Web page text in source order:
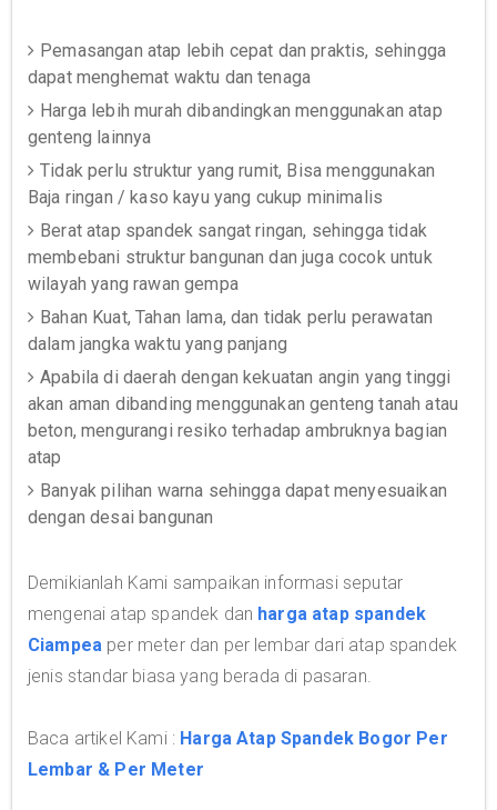
Pemasangan atap lebih cepat dan praktis, sehingga
dapat menghemat waktu dan tenaga
Harga lebih murah dibandingkan menggunakan atap
genteng lainnya
Tidak perlu struktur yang rumit, Bisa menggunakan
Baja ringan / kaso kayu yang cukup minimalis
Berat atap spandek sangat ringan, sehingga tidak
membebani struktur bangunan dan juga cocok untuk
wilayah yang rawan gempa
Bahan Kuat, Tahan lama, dan tidak perlu perawatan
dalam jangka waktu yang panjang
Apabila di daerah dengan kekuatan angin yang tinggi
akan aman dibanding menggunakan genteng tanah atau
beton, mengurangi resiko terhadap ambruknya bagian
atap
Banyak pilihan warna sehingga dapat menyesuaikan
dengan desai bangunan
Demikianlah Kami sampaikan informasi seputar
mengenai atap spandek dan harga atap spandek
Ciampea per meter dan per lembar dari atap spandek
jenis standar biasa yang berada di pasaran.
Baca artikel Kami : Harga Atap Spandek Bogor Per
Lembar & Per Meter